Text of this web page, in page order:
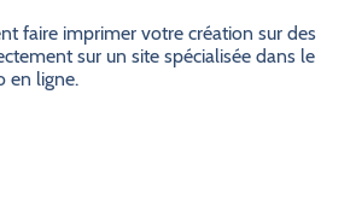
faire imprimer votre création sur des
sur un site spécialisée dans le
en ligne.